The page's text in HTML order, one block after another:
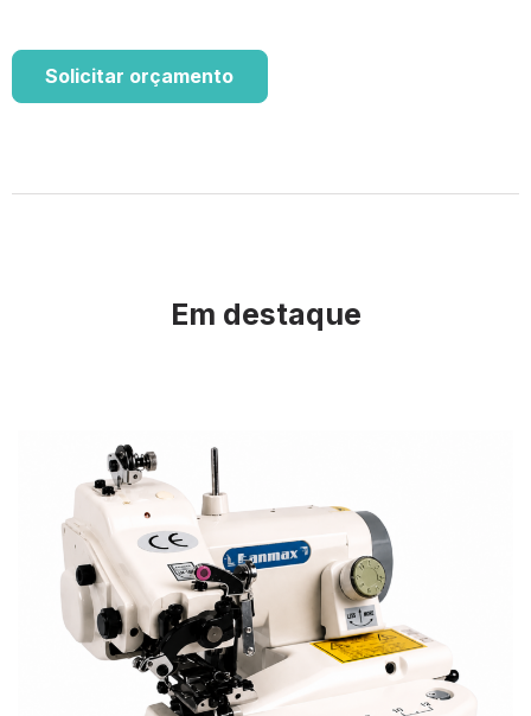
Solicitar orçamento
Em destaque